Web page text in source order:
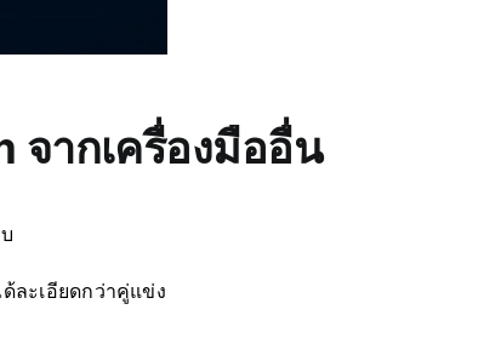
จากเครื่องมืออื่น
ละเอียดกว่าคู่แข่ง